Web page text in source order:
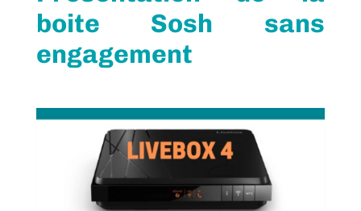
boite Sosh sans
engagement